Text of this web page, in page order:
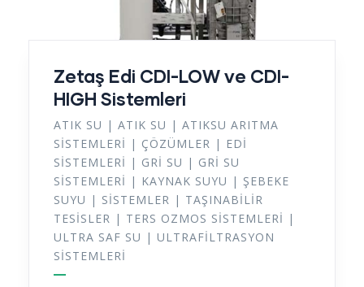
Zetaş Edi CDI-LOW ve CDI-
HIGH Sistemleri
ATIK SU | ATIK SU | ATIKSU ARITMA
SISTEMLERI | ÇÖZÜMLER | EDİ
SISTEMLERI | GRI SU | GRI SU
SISTEMLERI | KAYNAK SUYU | ŞEBEKE
SUYU | SISTEMLER | TAŞINABILIR
TESISLER | TERS OZMOS SISTEMLERI |
ULTRA SAF SU | ULTRAFILTRASYON
SISTEMLERI